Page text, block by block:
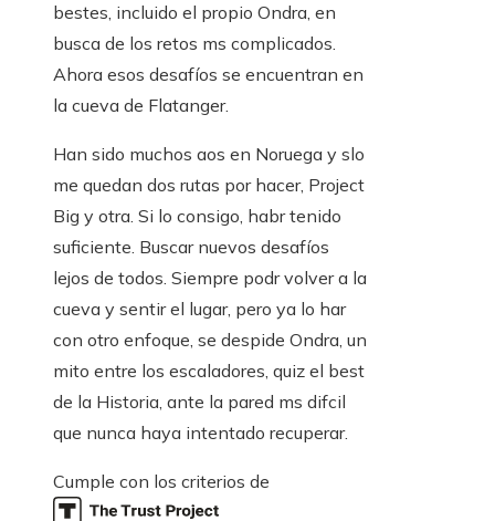
bestes, incluido el propio Ondra, en
busca de los retos ms complicados.
Ahora esos desafíos se encuentran en
la cueva de Flatanger.
Han sido muchos aos en Noruega y slo
me quedan dos rutas por hacer, Project
Big y otra. Si lo consigo, habr tenido
suficiente. Buscar nuevos desafíos
lejos de todos. Siempre podr volver a la
cueva y sentir el lugar, pero ya lo har
con otro enfoque, se despide Ondra, un
mito entre los escaladores, quiz el best
de la Historia, ante la pared ms difcil
que nunca haya intentado recuperar.
Cumple con los criterios de